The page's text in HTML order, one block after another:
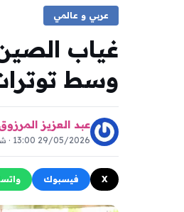
عربي و عالمي
غياب
وسط
عبد العزيز
29/05/2026 13:00 · شهرين
X فيسبوك